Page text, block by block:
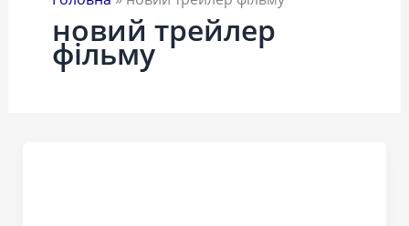
новий трейлер
фільму